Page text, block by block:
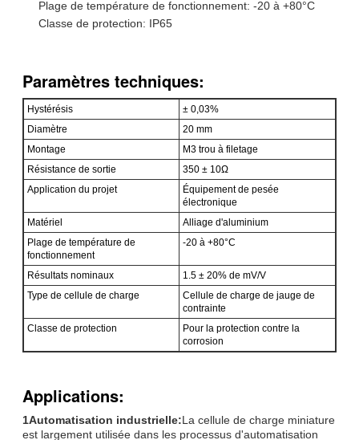
Plage de température de fonctionnement: -20 à +80°C
Classe de protection: IP65
Paramètres techniques:
Hystérésis
± 0,03%
Diamètre
20 mm
Montage
M3 trou à filetage
Résistance de sortie
350 ± 10Ω
Application du projet
Équipement de pesée
électronique
Matériel
Alliage d'aluminium
Plage de température de
fonctionnement
-20 à +80°C
Résultats nominaux
1.5 ± 20% de mV/V
Type de cellule de charge
Cellule de charge de jauge de
contrainte
Classe de protection
Pour la protection contre la
corrosion
Applications:
1Automatisation industrielle:La cellule de charge miniature
est largement utilisée dans les processus d'automatisation